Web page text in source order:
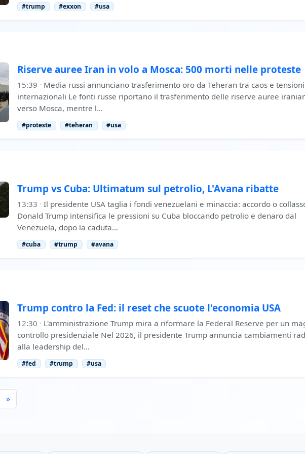
#trump #exxon #usa
Riserve auree Iran in volo a Mosca: 500 morti nelle proteste
15:39 · Media russi annunciano trasferimento oro da Teheran tra caos e tensioni
internazionali Le fonti russe riportano il trasferimento delle riserve auree
verso Mosca, mentre l…
#proteste #teheran #usa
Trump vs Cuba: Ultimatum sul petrolio, L'Avana ribatte
13:33 · Il presidente USA taglia i fondi venezuelani e minaccia: accordo o
Donald Trump intensifica le pressioni su Cuba bloccando petrolio e denaro dal
Venezuela, dopo la caduta…
#cuba #trump #avana
Trump contro la Fed: il reset che scuote l'economia USA
12:30 · L'amministrazione Trump mira a riformare la Federal Reserve per un
controllo presidenziale Nel 2026, il presidente Trump annuncia cambiamenti
alla leadership del…
#fed #trump #usa
»